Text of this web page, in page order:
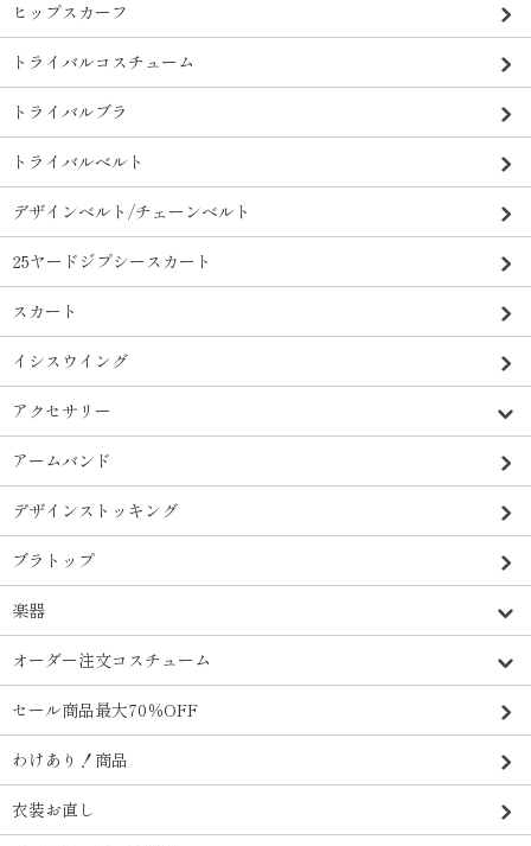
ヒップスカーフ
トライバルコスチューム
トライバルブラ
トライバルベルト
デザインベルト/チェーンベルト
25ヤードジプシースカート
スカート
イシスウイング
アクセサリー
アームバンド
デザインストッキング
ブラトップ
楽器
オーダー注文コスチューム
セール商品最大70％OFF
わけあり！商品
衣装お直し